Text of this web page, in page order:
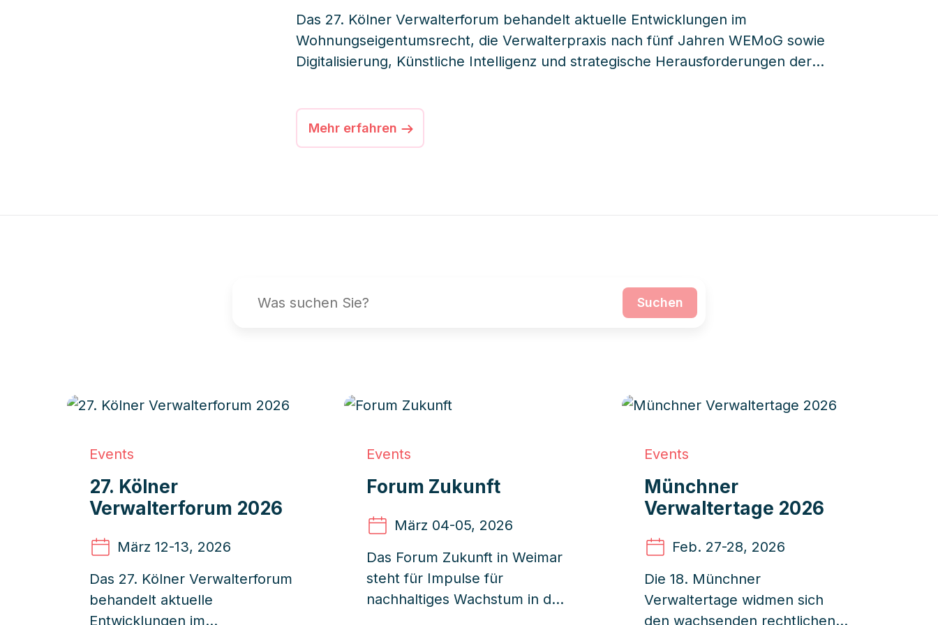
Das 27. Kölner Verwalterforum behandelt aktuelle Entwicklungen im
Wohnungseigentumsrecht, die Verwalterpraxis nach fünf Jahren WEMoG sowie
Digitalisierung, Künstliche Intelligenz und strategische Herausforderungen der
Handlungsempfehlungen für die tägliche Verwaltungspraxis.
Mehr erfahren
Suchen
Events
27. Kölner
Verwalterforum 2026
März 12-13, 2026
Das 27. Kölner Verwalterforum
behandelt aktuelle
Entwicklungen im
Events
Forum Zukunft
März 04-05, 2026
Das Forum Zukunft in Weimar
steht für Impulse für
nachhaltiges Wachstum in der
Events
Münchner
Verwaltertage 2026
Feb. 27-28, 2026
Die 18. Münchner
Verwaltertage widmen sich
den wachsenden rechtlichen,